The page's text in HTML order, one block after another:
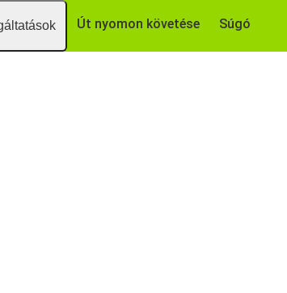
Út nyomon követése Súgó